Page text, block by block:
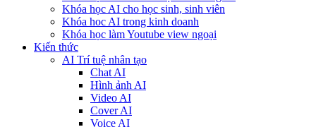
Khóa học AI cho học sinh, sinh viên
Khóa hoc AI trong kinh doanh
Khóa học làm Youtube view ngoại
Kiến thức
AI Trí tuệ nhân tạo
Chat AI
Hình ảnh AI
Video AI
Cover AI
Voice AI